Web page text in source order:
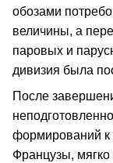
обозами
величины, а
паровых и
дивизия была
После
формирований к
Французы,